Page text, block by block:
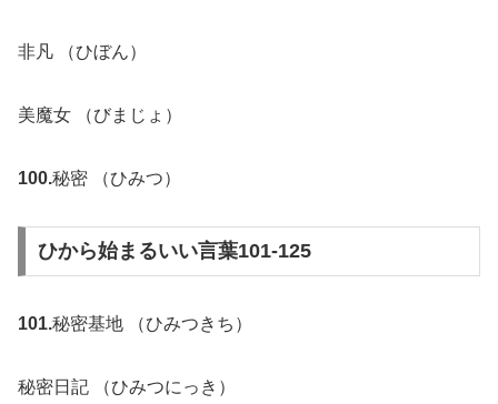
非凡 （ひぼん）
美魔女 （びまじょ）
100.秘密 （ひみつ）
ひから始まるいい言葉101-125
101.秘密基地 （ひみつきち）
秘密日記 （ひみつにっき）